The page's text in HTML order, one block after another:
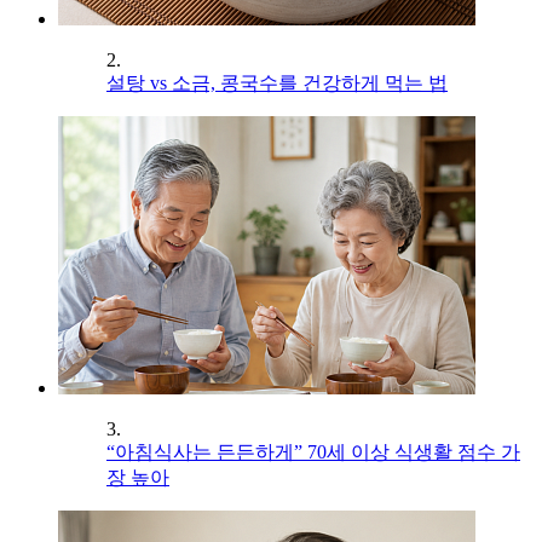
2.
설탕 vs 소금, 콩국수를 건강하게 먹는 법
3.
“아침식사는 든든하게” 70세 이상 식생활 점수 가
장 높아